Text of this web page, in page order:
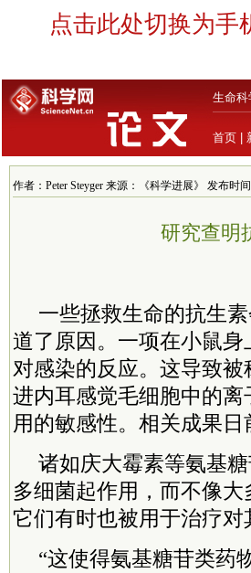
点击此处切换为手
生命科
首页
作者：Peter Steyger 来源：《科学进展》 发布时
研究查明
一些拯救生命的抗生
道了原因。一项在小鼠
对感染的反应。这导致
进内耳感觉毛细胞中的
用的敏感性。相关成果
诸如庆大霉素等氨基
多细菌起作用，而不像
它们有时也被用于治疗
“这使得氨基糖苷类药